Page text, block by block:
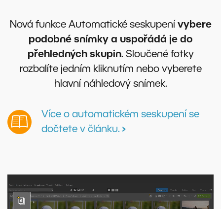
Nová funkce Automatické seskupení vybere
podobné snímky a uspořádá je do
přehledných skupin. Sloučené fotky
rozbalíte jedním kliknutím nebo vyberete
hlavní náhledový snímek.
Více o automatickém seskupení se
dočtete v článku. ›